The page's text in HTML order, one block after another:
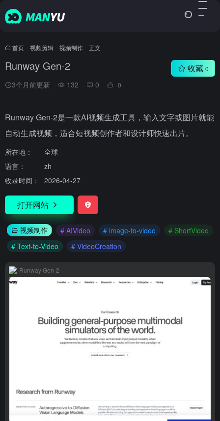
首页 视频剪辑 视频制作 正文
Runway Gen-2
3个月前更新 132 0 0
收藏 0
Runway Gen-2是一款AI视频生成工具，输入文字或图片就能
自动生成视频，适合短视频创作者和设计师快速出片。
所在地：
全球
语言：
zh
收录时间：
2026-04-27
打开网站
视频制作 # AIVideo # image-to-video
# ShortVideo
# Text-to-Video
# VideoCreation
Runway Gen-2